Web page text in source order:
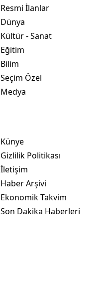
Resmi İlanlar
Dünya
Kültür - Sanat
Eğitim
Bilim
Seçim Özel
Medya
Künye
Gizlilik Politikası
İletişim
Haber Arşivi
Ekonomik Takvim
Son Dakika Haberleri